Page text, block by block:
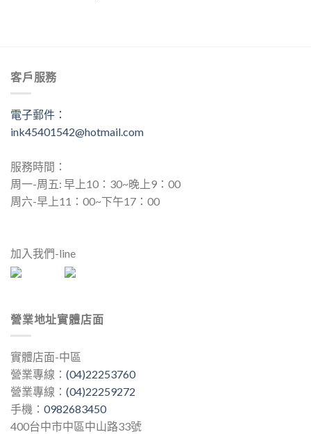
客戶服務
電子郵件：
ink45401542@hotmail.com
服務時間：
周一-周五: 早上10：30~晚上9：00
周六-早上11：00~下午17：00
加入我們-line
營業地址實體店面
實體店面-中區
營業專線： (04)22253760
營業專線： (04)22259272
手機： 0982683450
400台中市中區中山路33號